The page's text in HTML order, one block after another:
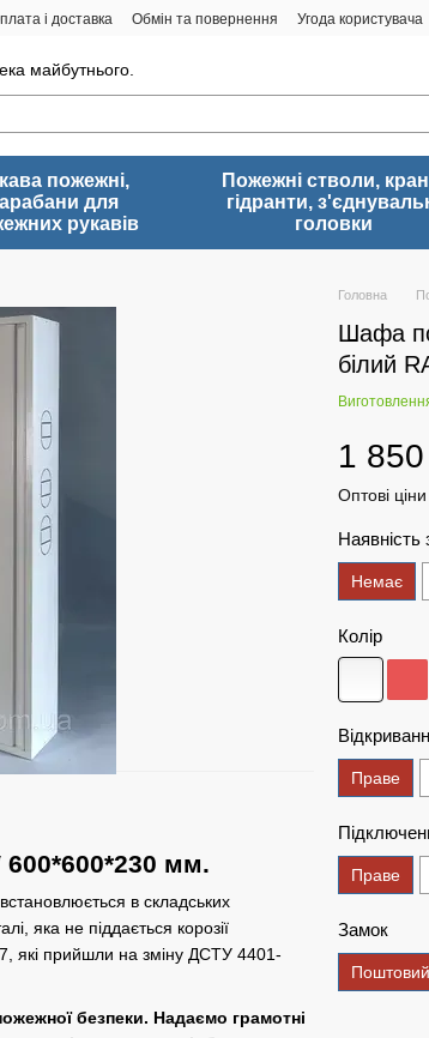
і доставка Обмін та повернення Угода користувача
майбутнього.
пожежні,
для
рукавів
Пожежні стволи,
гідранти,
головки
мм.
в складських
яка не піддається корозії
які прийшли на зміну ДСТУ 4401-
безпеки. Надаємо грамотні
Головна
Шафа
білий
1
Оптові
Наявність
Немає
Колір
Праве
Праве
Замок
Поштовий